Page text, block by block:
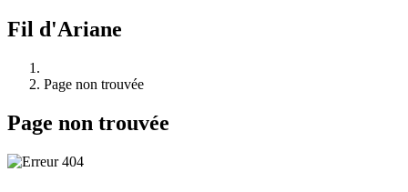
Fil d'Ariane
Page non trouvée
Page non trouvée